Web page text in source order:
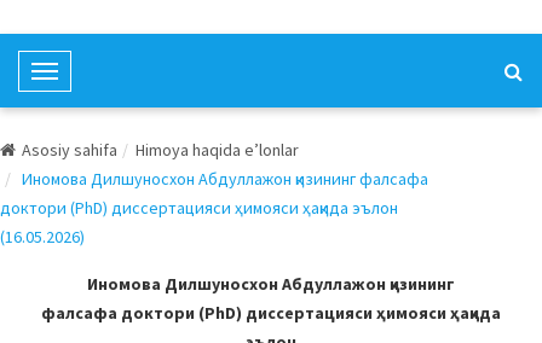
T
o
g
l
e
N
v
Asosiy sahifa
Himoya haqida e’lonlar
Иномова Дилшуносхон Абдуллажон қизининг фалсафа
доктори (PhD) диссертацияси ҳимояси ҳақида эълон
(16.05.2026)
Иномова Дилшуносхон Абдуллажон қизининг
фалсафа доктори (PhD) диссертацияси ҳимояси ҳақида